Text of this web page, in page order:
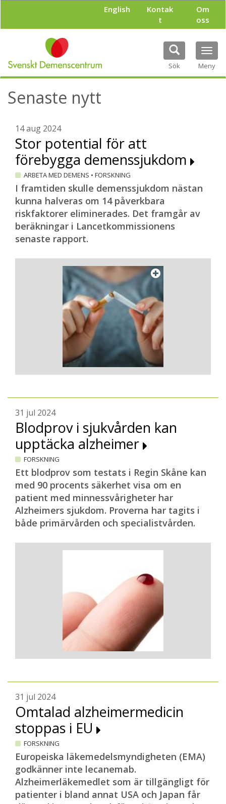
l
English
Kontak
t
Om
oss
Sök Meny
Senaste nytt
14 aug 2024
Stor potential för att
förebygga demenssjukdom
ARBETA MED DEMENS • FORSKNING
I framtiden skulle demenssjukdom nästan
kunna halveras om 14 påverkbara
riskfaktorer eliminerades. Det framgår av
beräkningar i Lancetkommissionens
senaste rapport.
31 jul 2024
Blodprov i sjukvården kan
upptäcka alzheimer
FORSKNING
Ett blodprov som testats i Regin Skåne kan
med 90 procents säkerhet visa om en
patient med minnessvårigheter har
Alzheimers sjukdom. Proverna har tagits i
både primärvården och specialistvården.
31 jul 2024
Omtalad alzheimermedicin
stoppas i EU
FORSKNING
Europeiska läkemedelsmyndigheten (EMA)
godkänner inte lecanemab.
Alzheimerläkemedlet som är tillgängligt för
patienter i bland annat USA och Japan får